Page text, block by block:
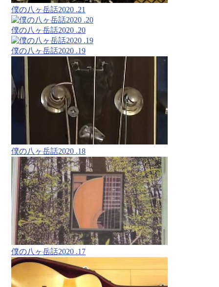
僕の八ヶ岳話2020 .21
僕の八ヶ岳話2020 .20
僕の八ヶ岳話2020 .19
僕の八ヶ岳話2020 .18
僕の八ヶ岳話2020 .17